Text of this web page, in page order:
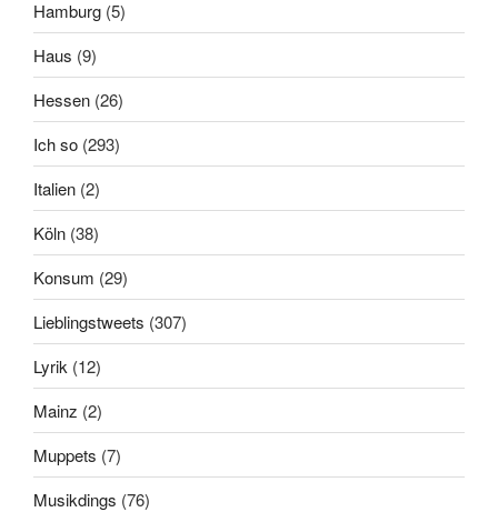
Hamburg (5)
Haus (9)
Hessen (26)
Ich so (293)
Italien (2)
Köln (38)
Konsum (29)
Lieblingstweets (307)
Lyrik (12)
Mainz (2)
Muppets (7)
Musikdings (76)